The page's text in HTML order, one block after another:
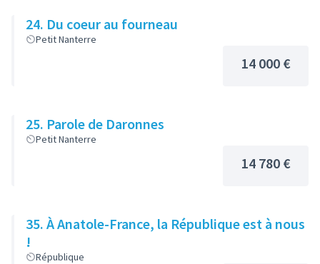
24. Du coeur au fourneau
Petit Nanterre
14 000 €
25. Parole de Daronnes
Petit Nanterre
14 780 €
35. À Anatole-France, la République est à nous
!
République